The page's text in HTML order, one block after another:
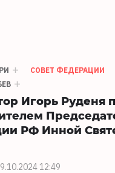
СОВЕТ ФЕДЕРАЦИИ
Игорь Руденя
РФ Инной
12:49